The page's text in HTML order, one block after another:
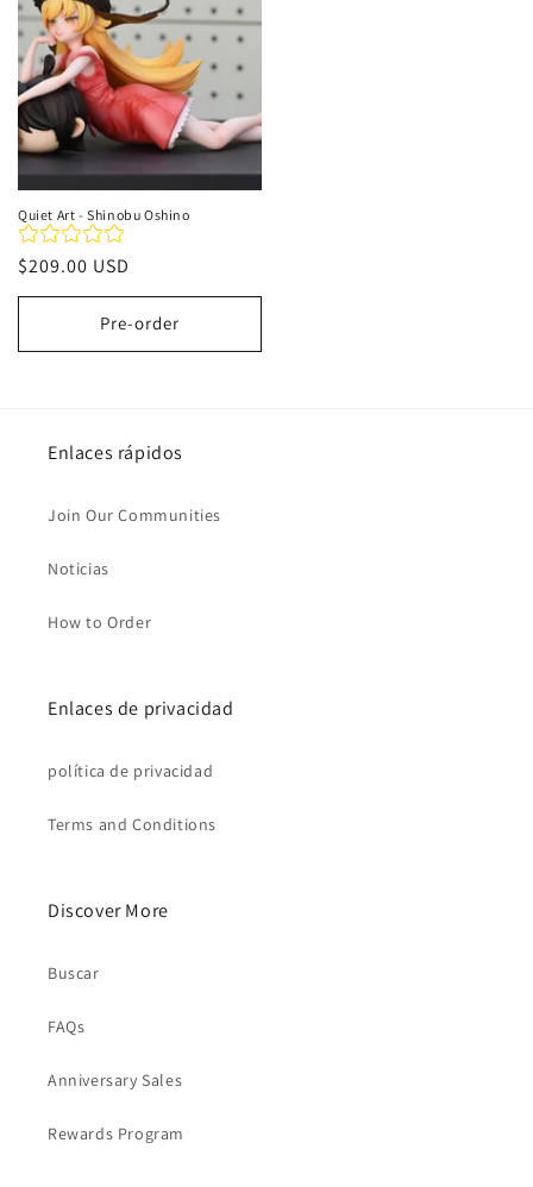
Quiet Art - Shinobu Oshino
Precio
habitual
$209.00 USD
Pre-order
Enlaces rápidos
Join Our Communities
Noticias
How to Order
Enlaces de privacidad
política de privacidad
Terms and Conditions
Discover More
Buscar
FAQs
Anniversary Sales
Rewards Program